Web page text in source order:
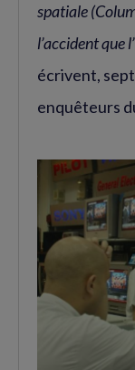
spatiale
l’accident que
écrivent,
enquêteurs